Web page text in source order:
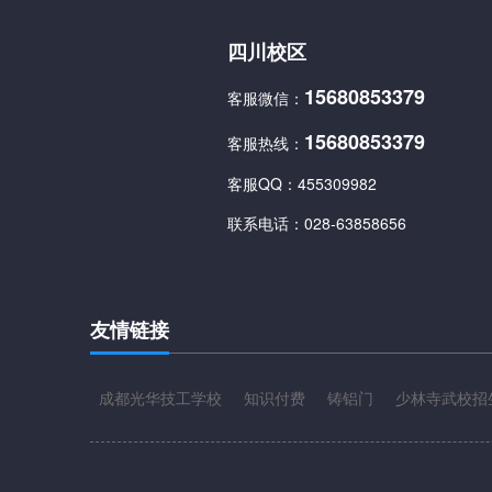
四川校区
客服微信： 15680853379
客服热线： 15680853379
客服QQ：455309982
联系电话：028-63858656
友情链接
成都光华技工学校 知识付费 铸铝门 少林寺武校招